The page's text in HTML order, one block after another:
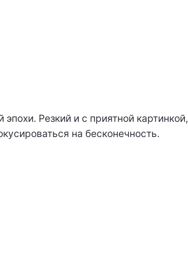
Резкий и с приятной картинкой,
на бесконечность.